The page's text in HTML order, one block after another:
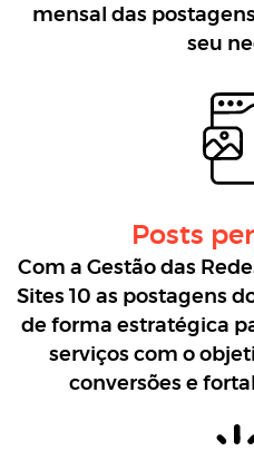
mensal das
seu
Posts
Com a Gestão das
Sites 10 as postagens
de forma estratégica
serviços com o
conversões e